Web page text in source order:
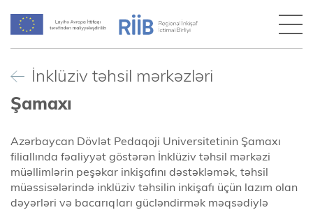
İnklüziv təhsil mərkəzləri
Şamaxı
Azərbaycan Dövlət Pedaqoji Universitetinin Şamaxı
filiallında fəaliyyət göstərən İnklüziv təhsil mərkəzi
müəllimlərin peşəkar inkişafını dəstəkləmək, təhsil
müəssisələrində inklüziv təhsilin inkişafı üçün lazım olan
dəyərləri və bacarıqları gücləndirmək məqsədiylə